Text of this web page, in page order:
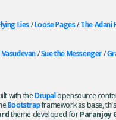
Lies/Loose Pages/The Adani
Vasudevan/Sue the Messenger/
with theDrupalopensource
Bootstrapframework as base,
theme developed forParanjoy